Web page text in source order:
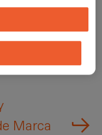
en
Marca